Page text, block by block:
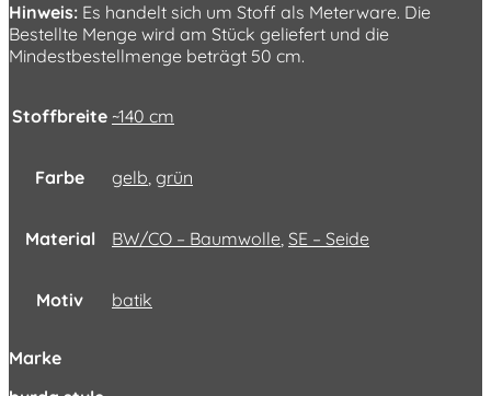
Hinweis: Es handelt sich um Stoff als Meterware. Die
Bestellte Menge wird am Stück geliefert und die
Mindestbestellmenge beträgt 50 cm.
Stoffbreite ~140 cm
Farbe gelb, grün
Material BW/CO – Baumwolle, SE – Seide
Motiv batik
Marke